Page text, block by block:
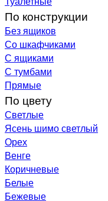
По конструкции
Без ящиков
Со шкафчиками
С ящиками
С тумбами
Прямые
По цвету
Светлые
Ясень шимо светлый
Орех
Венге
Коричневые
Белые
Бежевые